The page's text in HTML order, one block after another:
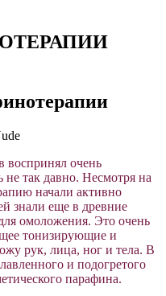
воспринял очень
не так давно. Несмотря на
начали активно
знали еще в древние
омоложения. Это очень
тонизирующие и
рук, лица, ног и тела. В
и подогретого
парафина.